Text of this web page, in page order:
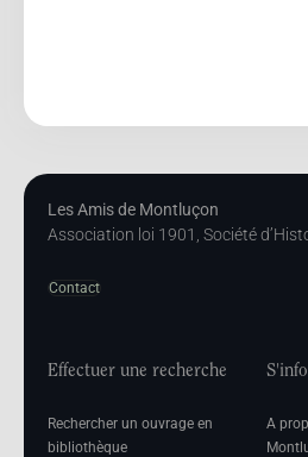
Les Amis de Montluçon
Association loi 1901, Société
Contact
Effectuer une recherche
Rechercher un ouvrage en
bibliothèque
A